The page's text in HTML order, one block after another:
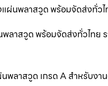
ผ่นพลาสวูด พร้อมจัดส่งทั่ว
าสวูด พร้อมจัดส่งทั่วไทย
ลาสวูด เกรด A สำหรับงา